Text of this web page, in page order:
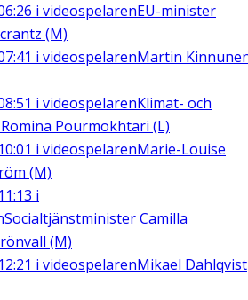
i videospelarenEU-minister
(M)
i videospelarenMartin
i videospelarenKlimat- och
Pourmokhtari (L)
i videospelarenMarie-Louise
(M)
i
Socialtjänstminister Camilla
(M)
i videospelarenMikael Dahlqvist